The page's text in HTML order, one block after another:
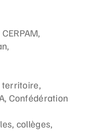
Confédération
collèges,